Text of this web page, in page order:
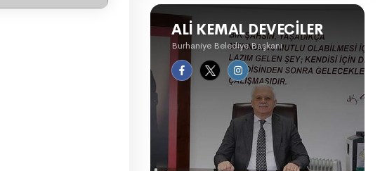
ALI KEMAL DEVECILER
Burhaniye Belediye Başkanı